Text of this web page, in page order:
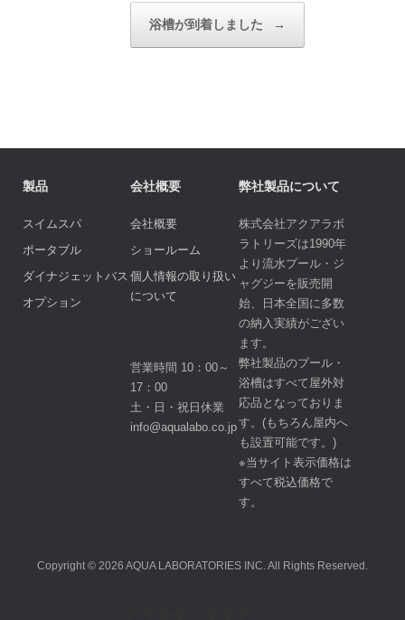
浴槽が到着しました →
製品
スイムスパ
ポータブル
ダイナジェットバス
オプション
会社概要
会社概要
ショールーム
個人情報の取り扱い
について
営業時間 10：00～
17：00
土・日・祝日休業
info@aqualabo.co.jp
弊社製品について
株式会社アクアラボ
ラトリーズは1990年
より流水プール・ジ
ャグジーを販売開
始、日本全国に多数
の納入実績がござい
ます。
弊社製品のプール・
浴槽はすべて屋外対
応品となっておりま
す。(もちろん屋内へ
も設置可能です。)
※当サイト表示価格は
すべて税込価格で
す。
Copyright © 2026 AQUA LABORATORIES INC. All Rights Reserved.